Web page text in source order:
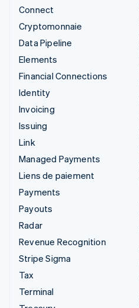
Connect
Cryptomonnaie
Data Pipeline
Elements
Financial Connections
Identity
Invoicing
Issuing
Link
Managed Payments
Liens de paiement
Payments
Payouts
Radar
Revenue Recognition
Stripe Sigma
Tax
Terminal